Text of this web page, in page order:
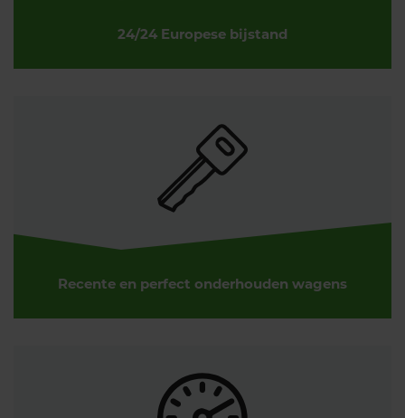
24/24 Europese bijstand
Recente en perfect onderhouden wagens